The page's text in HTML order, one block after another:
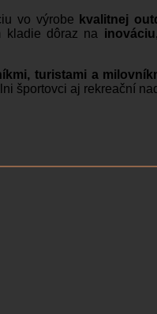
vo výrobe kvalitnej
kladie dôraz na
turistami a
športovci aj rekreační